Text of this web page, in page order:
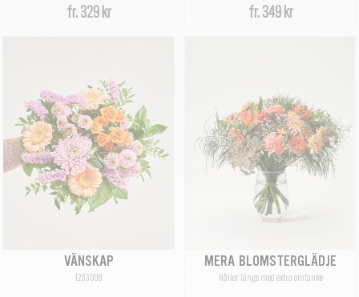
fr.329 kr fr.349 kr
VÄNSKAP
1203098
MERA BLOMSTERGLÄDJE
Håller länge med extra omtanke